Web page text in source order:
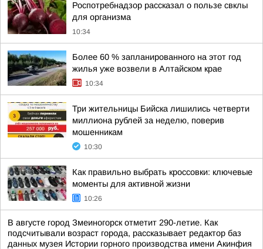
Роспотребнадзор рассказал о пользе свклы
для организма
10:34
Более 60 % запланированного на этот год
жилья уже возвели в Алтайском крае
10:34
Три жительницы Бийска лишились четверти
миллиона рублей за неделю, поверив
мошенникам
10:30
Как правильно выбрать кроссовки: ключевые
моменты для активной жизни
10:26
В августе город Змеиногорск отметит 290-летие. Как
подсчитывали возраст города, рассказывает редактор баз
данных музея Истории горного производства имени Акинфия